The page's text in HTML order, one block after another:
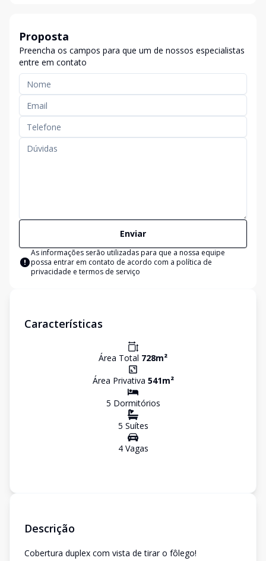
Proposta
Preencha os campos para que um de nossos especialistas
entre em contato
Enviar
As informações serão utilizadas para que a nossa equipe
possa entrar em contato de acordo com a política de
privacidade e termos de serviço
Características
Área Total 728m²
Área Privativa 541m²
5 Dormitórios
5 Suítes
4Vagas
Descrição
Cobertura duplex com vista de tirar o fôlego!